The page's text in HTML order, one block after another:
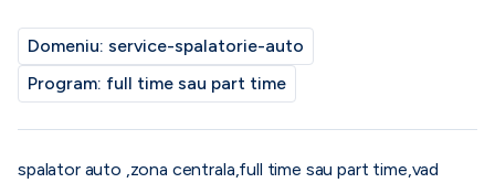
Domeniu: service-spalatorie-auto
Program: full time sau part time
spalator auto ,zona centrala,full time sau part time,vad